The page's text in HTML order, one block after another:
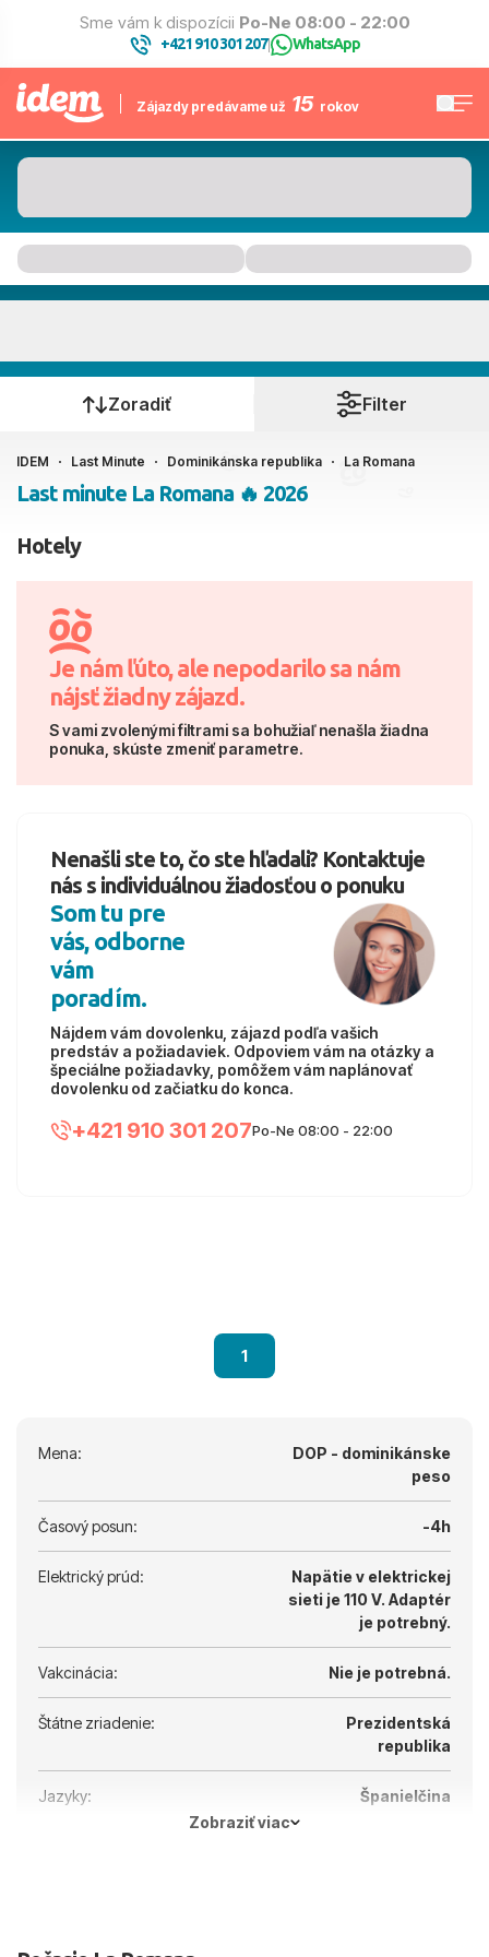
Sme vám k dispozícii Po-Ne 08:00 - 22:00
+421 910 301 207| WhatsApp
Zájazdy predávame už 15 rokov
Kedy cestujete?
Ako cestujete?
2 dospelí, 0 deti
Zoradiť Filter
IDEM Last Minute Dominikánska republika La Romana
Last minute La Romana 🔥 2026
Hotely
Je nám ľúto, ale nepodarilo sa nám
nájsť žiadny zájazd.
S vami zvolenými filtrami sa bohužiaľ nenašla žiadna
ponuka, skúste zmeniť parametre.
Nenašli ste to, čo ste hľadali? Kontaktuje
nás s individuálnou žiadosťou o ponuku
Som tu pre
vás, odborne
vám
poradím.
Nájdem vám dovolenku, zájazd podľa vašich
predstáv a požiadaviek. Odpoviem vám na otázky a
špeciálne požiadavky, pomôžem vám naplánovať
dovolenku od začiatku do konca.
+421 910 301 207Po-Ne 08:00 - 22:00
1
Mena:
DOP - dominikánske
peso
Časový posun: -4h
Elektrický prúd:
Napätie v elektrickej
sieti je 110 V. Adaptér
je potrebný.
Vakcinácia: Nie je potrebná.
Štátne zriadenie:
Prezidentská
republika
Jazyky: Španielčina
Zobraziť viac